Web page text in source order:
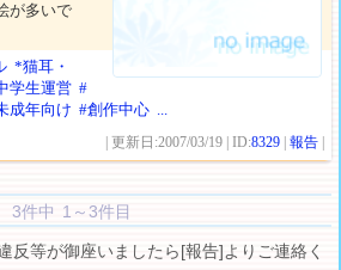
が多いで
*猫耳・
学生運営 #
成年向け #創作中心 ...
| 更新日:2007/03/19 | ID:8329 |報告
3件中 1～3件目
反等が御座いましたら[報告]よりご連絡く